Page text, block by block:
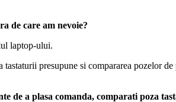
de care am nevoie?
laptop-ului.
tastaturii presupune si compararea pozelor
de a plasa comanda, comparati poza